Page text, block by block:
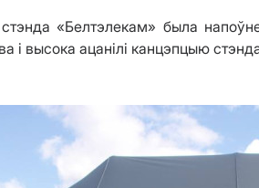
«Белтэлекам» была
і высока ацанілі канцэпцыю